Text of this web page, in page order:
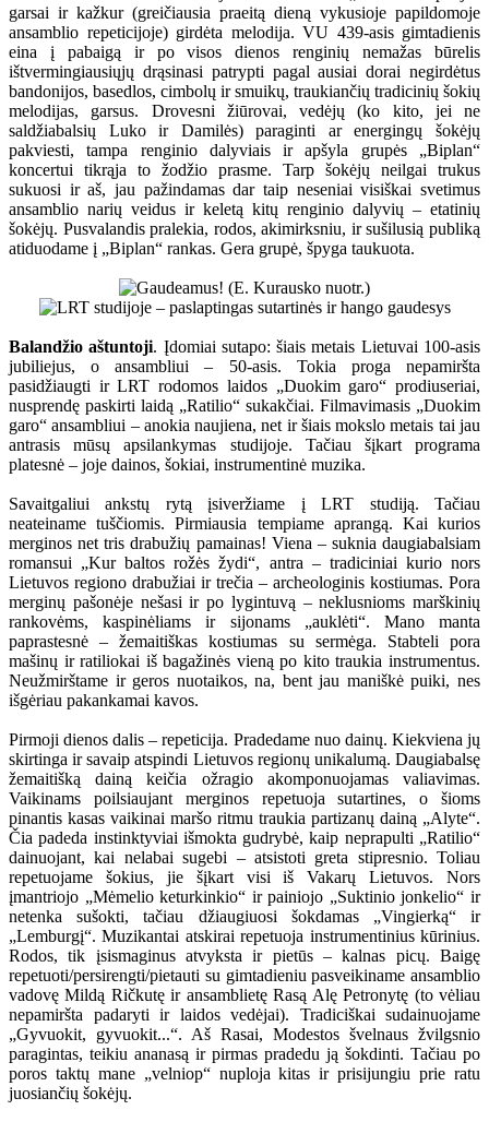
garsai ir kažkur (greičiausia praeitą dieną vykusioje papildomoje
ansamblio repeticijoje) girdėta melodija. VU 439-asis gimtadienis
eina į pabaigą ir po visos dienos renginių nemažas būrelis
ištvermingiausiųjų drąsinasi patrypti pagal ausiai dorai negirdėtus
bandonijos, basedlos, cimbolų ir smuikų, traukiančių tradicinių šokių
melodijas, garsus. Drovesni žiūrovai, vedėjų (ko kito, jei ne
saldžiabalsių Luko ir Damilės) paraginti ar energingų šokėjų
pakviesti, tampa renginio dalyviais ir apšyla grupės „Biplan“
koncertui tikrąja to žodžio prasme. Tarp šokėjų neilgai trukus
sukuosi ir aš, jau pažindamas dar taip neseniai visiškai svetimus
ansamblio narių veidus ir keletą kitų renginio dalyvių – etatinių
šokėjų. Pusvalandis pralekia, rodos, akimirksniu, ir sušilusią publiką
atiduodame į „Biplan“ rankas. Gera grupė, špyga taukuota.
Balandžio aštuntoji. Įdomiai sutapo: šiais metais Lietuvai 100-asis
jubiliejus, o ansambliui – 50-asis. Tokia proga nepamiršta
pasidžiaugti ir LRT rodomos laidos „Duokim garo“ prodiuseriai,
nusprendę paskirti laidą „Ratilio“ sukakčiai. Filmavimasis „Duokim
garo“ ansambliui – anokia naujiena, net ir šiais mokslo metais tai jau
antrasis mūsų apsilankymas studijoje. Tačiau šįkart programa
platesnė – joje dainos, šokiai, instrumentinė muzika.
Savaitgaliui ankstų rytą įsiveržiame į LRT studiją. Tačiau
neateiname tuščiomis. Pirmiausia tempiame aprangą. Kai kurios
merginos net tris drabužių pamainas! Viena – suknia daugiabalsiam
romansui „Kur baltos rožės žydi“, antra – tradiciniai kurio nors
Lietuvos regiono drabužiai ir trečia – archeologinis kostiumas. Pora
merginų pašonėje nešasi ir po lygintuvą – neklusnioms marškinių
rankovėms, kaspinėliams ir sijonams „auklėti“. Mano manta
paprastesnė – žemaitiškas kostiumas su sermėga. Stabteli pora
mašinų ir ratiliokai iš bagažinės vieną po kito traukia instrumentus.
Neužmirštame ir geros nuotaikos, na, bent jau maniškė puiki, nes
išgėriau pakankamai kavos.
Pirmoji dienos dalis – repeticija. Pradedame nuo dainų. Kiekviena jų
skirtinga ir savaip atspindi Lietuvos regionų unikalumą. Daugiabalsę
žemaitišką dainą keičia ožragio akomponuojamas valiavimas.
Vaikinams poilsiaujant merginos repetuoja sutartines, o šioms
pinantis kasas vaikinai maršo ritmu traukia partizanų dainą „Alyte“.
Čia padeda instinktyviai išmokta gudrybė, kaip neprapulti „Ratilio“
dainuojant, kai nelabai sugebi – atsistoti greta stipresnio. Toliau
repetuojame šokius, jie šįkart visi iš Vakarų Lietuvos. Nors
įmantriojo „Mėmelio keturkinkio“ ir painiojo „Suktinio jonkelio“ ir
netenka sušokti, tačiau džiaugiuosi šokdamas „Vingierką“ ir
„Lemburgį“. Muzikantai atskirai repetuoja instrumentinius kūrinius.
Rodos, tik įsismaginus atvyksta ir pietūs – kalnas picų. Baigę
repetuoti/persirengti/pietauti su gimtadieniu pasveikiname ansamblio
vadovę Mildą Ričkutę ir ansamblietę Rasą Alę Petronytę (to vėliau
nepamiršta padaryti ir laidos vedėjai). Tradiciškai sudainuojame
„Gyvuokit, gyvuokit...“. Aš Rasai, Modestos švelnaus žvilgsnio
paragintas, teikiu ananasą ir pirmas pradedu ją šokdinti. Tačiau po
poros taktų mane „velniop“ nuploja kitas ir prisijungiu prie ratu
juosiančių šokėjų.